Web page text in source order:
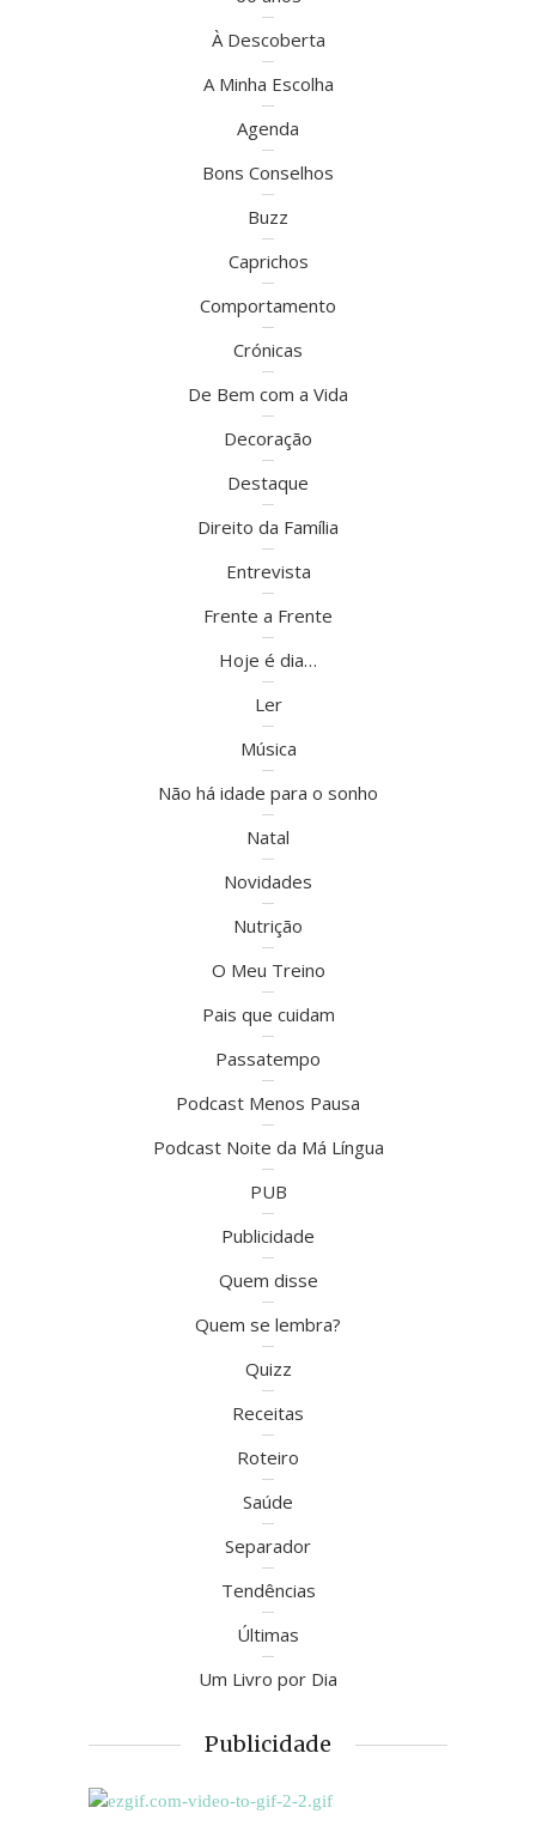
À Descoberta
A Minha Escolha
Agenda
Bons Conselhos
Buzz
Caprichos
Comportamento
Crónicas
De Bem com a Vida
Decoração
Destaque
Direito da Família
Entrevista
Frente a Frente
Hoje é dia…
Ler
Música
Não há idade para o sonho
Natal
Novidades
Nutrição
O Meu Treino
Pais que cuidam
Passatempo
Podcast Menos Pausa
Podcast Noite da Má Língua
PUB
Publicidade
Quem disse
Quem se lembra?
Quizz
Receitas
Roteiro
Saúde
Separador
Tendências
Últimas
Um Livro por Dia
Publicidade